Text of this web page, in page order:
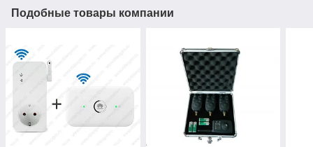
Подобные товары компании